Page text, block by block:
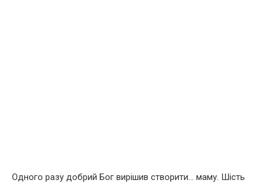
Одного разу добрий Бог вирішив створити… маму. Шість